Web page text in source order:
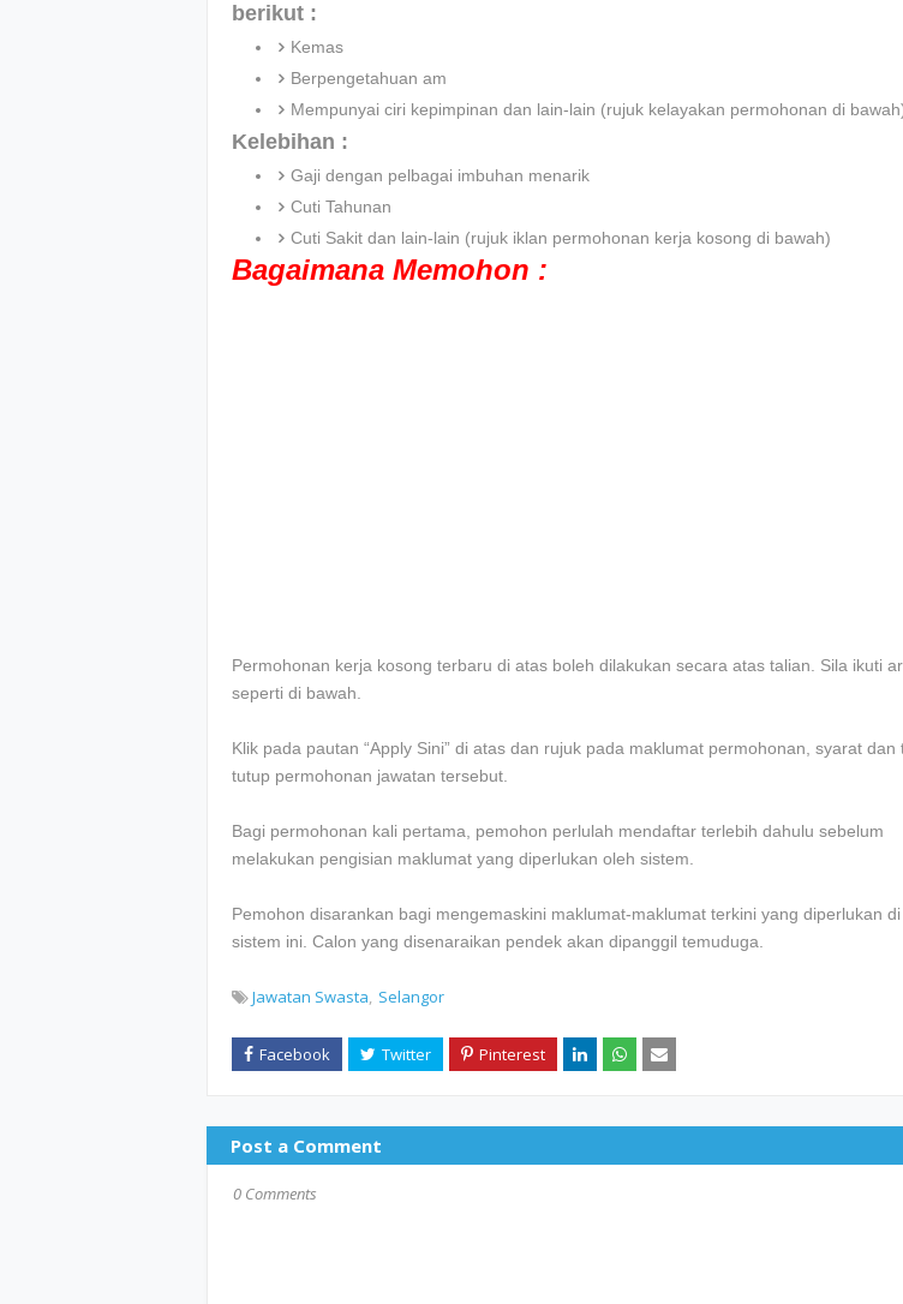
berikut :
Kemas
Berpengetahuan am
Mempunyai ciri kepimpinan dan lain-lain (rujuk kelayakan permohonan di
Kelebihan :
Gaji dengan pelbagai imbuhan menarik
Cuti Tahunan
Cuti Sakit dan lain-lain (rujuk iklan permohonan kerja kosong di bawah)
Bagaimana Memohon :
Permohonan kerja kosong terbaru di atas boleh dilakukan secara atas talian. Sila ikuti
seperti di bawah.
Klik pada pautan “Apply Sini” di atas dan rujuk pada maklumat permohonan, syarat dan
tutup permohonan jawatan tersebut.
Bagi permohonan kali pertama, pemohon perlulah mendaftar terlebih dahulu sebelum
melakukan pengisian maklumat yang diperlukan oleh sistem.
Pemohon disarankan bagi mengemaskini maklumat-maklumat terkini yang diperlukan
sistem ini. Calon yang disenaraikan pendek akan dipanggil temuduga.
Jawatan Swasta Selangor
Post a Comment
0 Comments